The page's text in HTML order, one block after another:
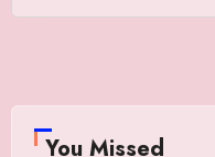
You Missed